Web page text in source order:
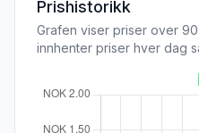
Prishistorikk
Grafen viser priser over
innhenter priser hver dag